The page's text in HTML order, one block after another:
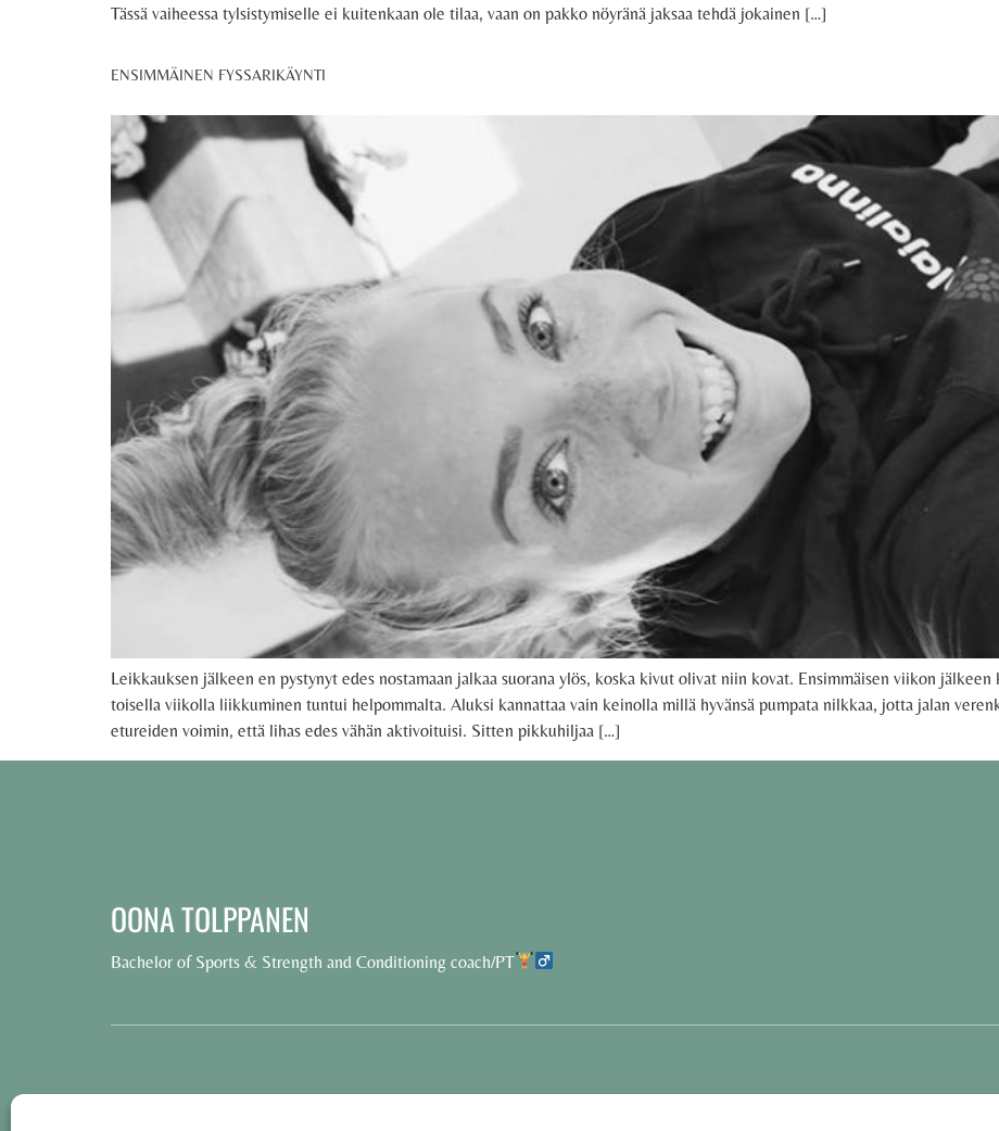
Tässä vaiheessa tylsistymiselle ei kuitenkaan ole tilaa, vaan on pakko nöyränä jaksaa tehdä jokainen […]
ENSIMMÄINEN FYSSARIKÄYNTI
Leikkauksen jälkeen en pystynyt edes nostamaan jalkaa suorana ylös, koska kivut olivat niin kovat. Ensimmäisen viikon
toisella viikolla liikkuminen tuntui helpommalta. Aluksi kannattaa vain keinolla millä hyvänsä pumpata nilkkaa, jotta jalan
etureiden voimin, että lihas edes vähän aktivoituisi. Sitten pikkuhiljaa […]
OONA TOLPPANEN
Bachelor of Sports & Strength and Conditioning coach/PT